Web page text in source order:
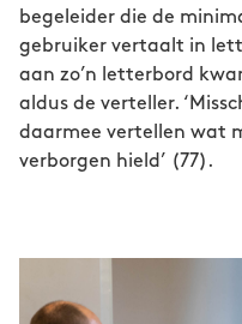
begeleider die de
gebruiker vertaalt in
aan zo’n letterbord
aldus de verteller.
daarmee vertellen wat
verborgen hield’ (77).